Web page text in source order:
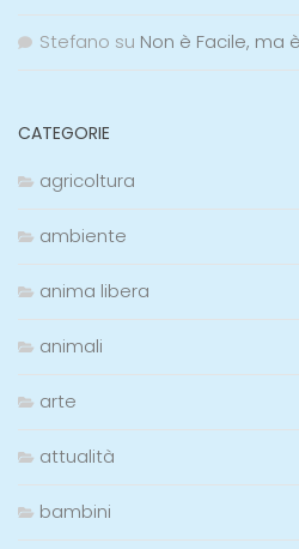
Stefano su Non è Facile, ma
CATEGORIE
agricoltura
ambiente
anima libera
animali
arte
attualità
bambini